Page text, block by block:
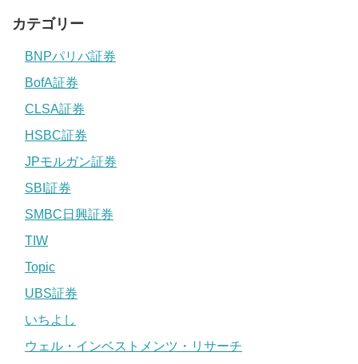
カテゴリー
BNPパリバ証券
BofA証券
CLSA証券
HSBC証券
JPモルガン証券
SBI証券
SMBC日興証券
TIW
Topic
UBS証券
いちよし
ウェル・インベストメンツ・リサーチ